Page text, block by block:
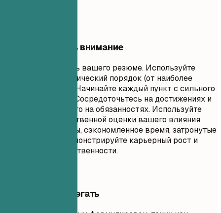
На что обратить внимание
Это основная часть вашего резюме. Используйте
обратный хронологический порядок (от наиболее
свежих к старым). Начинайте каждый пункт с сильного
глагола действия. Сосредоточьтесь на достижениях и
влиянии, а не просто на обязанностях. Используйте
числа для количественной оценки вашего влияния
(доллары, проценты, сэкономленное время, затронутые
пользователи). Демонстрируйте карьерный рост и
увеличение ответственности.
Чего лучше избегать